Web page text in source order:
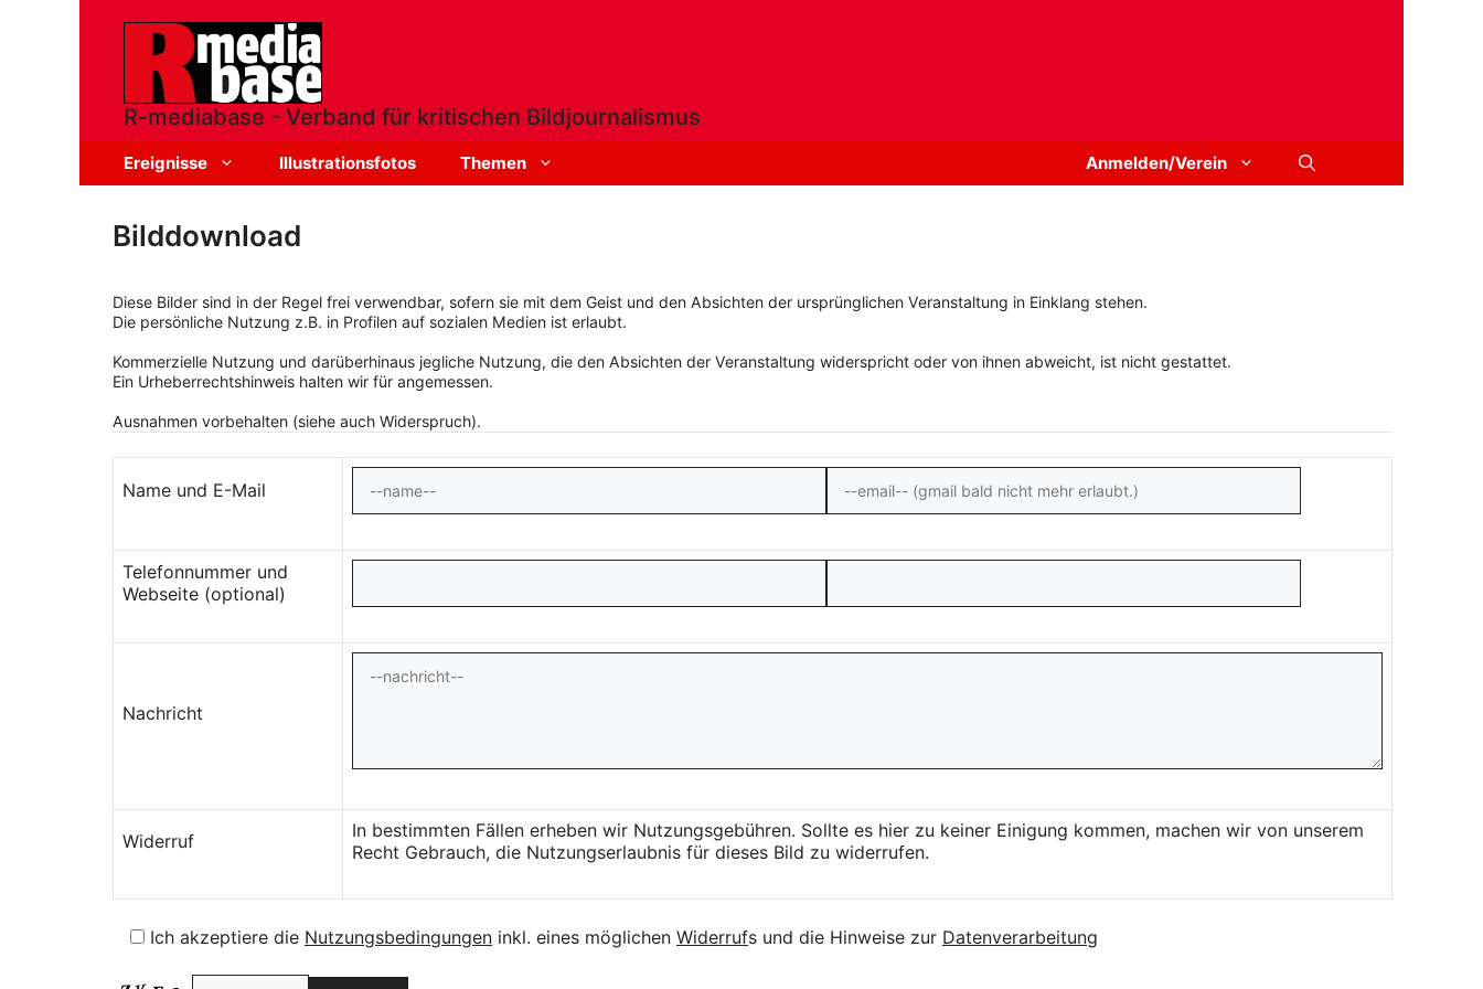
R-mediabase - Verband für kritischen Bildjournalismus
Ereignisse Illustrationsfotos Themen Anmelden/Verein
Bilddownload
Diese Bilder sind in der Regel frei verwendbar, sofern sie mit dem Geist und den Absichten der ursprünglichen Veranstaltung in Einklang stehen.
Die persönliche Nutzung z.B. in Profilen auf sozialen Medien ist erlaubt.
Kommerzielle Nutzung und darüberhinaus jegliche Nutzung, die den Absichten der Veranstaltung widerspricht oder von ihnen abweicht, ist nicht gestattet.
Ein Urheberrechtshinweis halten wir für angemessen.
Ausnahmen vorbehalten (siehe auch Widerspruch).
Name und E-Mail
Telefonnummer und
Webseite (optional)
Nachricht
Widerruf
In bestimmten Fällen erheben wir Nutzungsgebühren. Sollte es hier zu keiner Einigung kommen, machen wir von unserem
Recht Gebrauch, die Nutzungserlaubnis für dieses Bild zu widerrufen.
Ich akzeptiere die Nutzungsbedingungen inkl. eines möglichen Widerrufs und die Hinweise zur Datenverarbeitung